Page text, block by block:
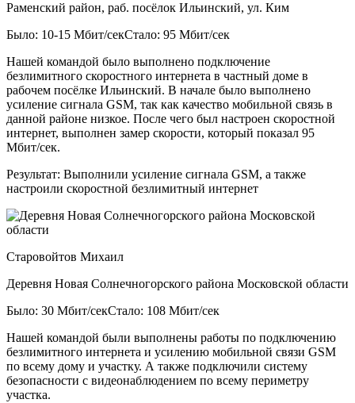
Раменский район, раб. посёлок Ильинский, ул. Ким
Было: 10-15 Мбит/секСтало: 95 Мбит/сек
Нашей командой было выполнено подключение
безлимитного скоростного интернета в частный доме в
рабочем посёлке Ильинский. В начале было выполнено
усиление сигнала GSM, так как качество мобильной связь в
данной районе низкое. После чего был настроен скоростной
интернет, выполнен замер скорости, который показал 95
Мбит/сек.
Результат: Выполнили усиление сигнала GSM, а также
настроили скоростной безлимитный интернет
Старовойтов Михаил
Деревня Новая Солнечногорского района Московской области
Было: 30 Мбит/секСтало: 108 Мбит/сек
Нашей командой были выполнены работы по подключению
безлимитного интернета и усилению мобильной связи GSM
по всему дому и участку. А также подключили систему
безопасности с видеонаблюдением по всему периметру
участка.